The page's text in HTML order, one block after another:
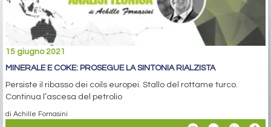
15 giugno 2021
MINERALE E COKE: PROSEGUE LA SINTONIA RIALZISTA
Persiste il ribasso dei coils europei. Stallo del rottame turco.
Continua l’ascesa del petrolio
di Achille Fornasini